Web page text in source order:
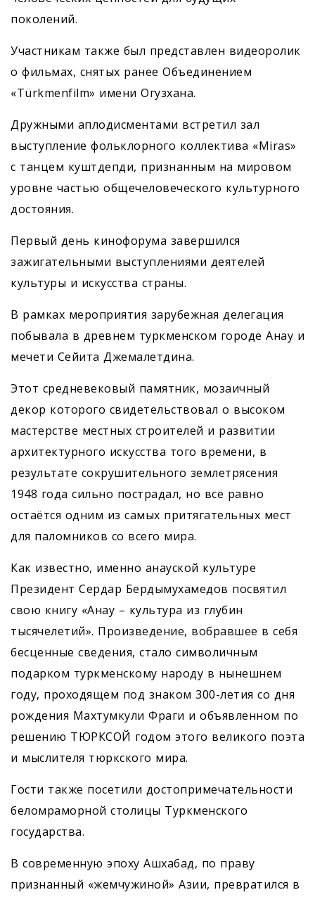
поколений.
Участникам также был представлен видеоролик
о фильмах, снятых ранее Объединением
«Türkmenfilm» имени Огузхана.
Дружными аплодисментами встретил зал
выступление фольклорного коллектива «Miras»
с танцем куштдепди, признанным на мировом
уровне частью общечеловеческого культурного
достояния.
Первый день кинофорума завершился
зажигательными выступлениями деятелей
культуры и искусства страны.
В рамках мероприятия зарубежная делегация
побывала в древнем туркменском городе Анау и
мечети Сейита Джемалетдина.
Этот средневековый памятник, мозаичный
декор которого свидетельствовал о высоком
мастерстве местных строителей и развитии
архитектурного искусства того времени, в
результате сокрушительного землетрясения
1948 года сильно пострадал, но всё равно
остаётся одним из самых притягательных мест
для паломников со всего мира.
Как известно, именно анауской культуре
Президент Сердар Бердымухамедов посвятил
свою книгу «Анау – культура из глубин
тысячелетий». Произведение, вобравшее в себя
бесценные сведения, стало символичным
подарком туркменскому народу в нынешнем
году, проходящем под знаком 300-летия со дня
рождения Махтумкули Фраги и объявленном по
решению ТЮРКСОЙ годом этого великого поэта
и мыслителя тюркского мира.
Гости также посетили достопримечательности
беломраморной столицы Туркменского
государства.
В современную эпоху Ашхабад, по праву
признанный «жемчужиной» Азии, превратился в